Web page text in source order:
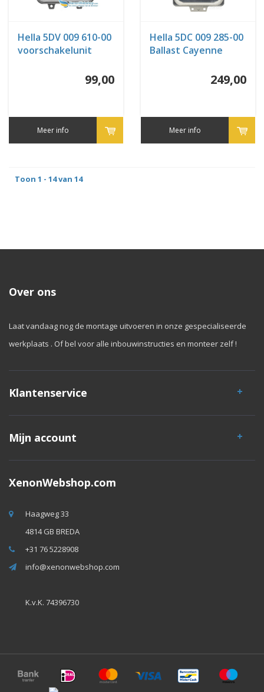
Hella 5DV 009 610-00
voorschakelunit
99,00
Meer info
Hella 5DC 009 285-00
Ballast Cayenne
249,00
Meer info
Toon 1 - 14 van 14
Over ons
Laat vandaag nog de montage uitvoeren in onze gespecialiseerde
werkplaats . Of bel voor alle inbouwinstructies en monteer zelf !
Klantenservice
Mijn account
XenonWebshop.com
Haagweg 33
4814 GB BREDA
+31 76 5228908
info@xenonwebshop.com
K.v.K. 74396730